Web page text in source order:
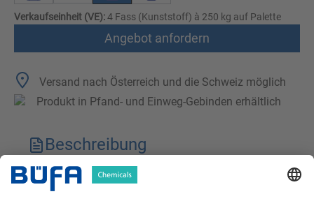
Verkaufseinheit (VE):4 Fass (Kunststoff) à 250 kg auf Palette
Angebot anfordern
Versand nach Österreich und die Schweiz möglich
Produkt in Pfand- und Einweg-Gebinden erhältlich
Beschreibung
Technische Merkmale